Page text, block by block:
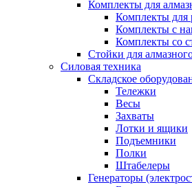
Комплекты для
Комплекты для
Комплекты с
Комплекты со
Стойки для
Силовая техника
Складское
Тележки
Весы
Захваты
Лотки и ящики
Подъемники
Полки
Штабелеры
Генераторы